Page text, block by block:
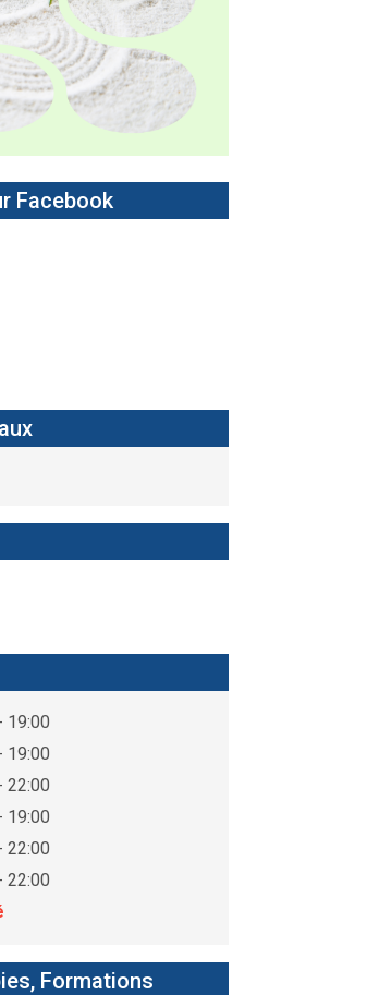
Facebook
19:00
19:00
22:00
19:00
22:00
22:00
Formations